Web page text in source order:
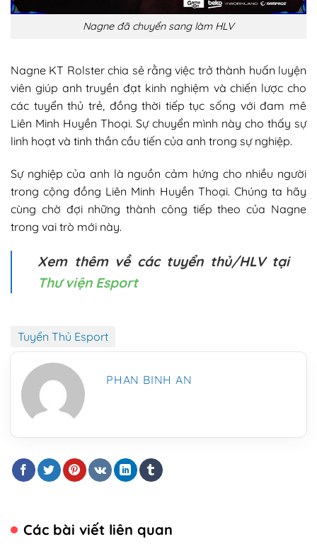
Nagne​ đã chuyển sang làm HLV
Nagne KT Rolster chia sẻ rằng việc trở thành huấn luyện
viên giúp anh truyền đạt kinh nghiệm và chiến lược cho
các tuyển thủ trẻ, đồng thời tiếp tục sống với đam mê
Liên Minh Huyền Thoại. Sự chuyển mình này cho thấy sự
linh hoạt và tinh thần cầu tiến của anh trong sự nghiệp.​
Sự nghiệp của anh là nguồn cảm hứng cho nhiều người
trong cộng đồng Liên Minh Huyền Thoại. Chúng ta hãy
cùng chờ đợi những thành công tiếp theo của Nagne
trong vai trò mới này.
Xem thêm về các tuyển thủ/HLV tại
Thư viện Esport
Tuyển Thủ Esport
PHAN BINH AN
Các bài viết liên quan